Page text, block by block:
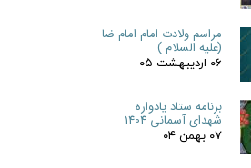
مراسم ولادت امام امام ضا
(علیه السلام )
۰۶ اردیبهشت ۰۵
برنامه ستاد یادواره
شهدای آسمانی 1404
۰۷ بهمن ۰۴